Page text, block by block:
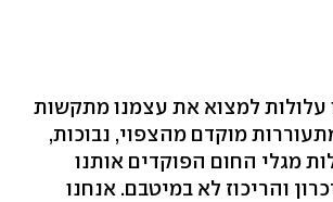
עלולות למצוא את עצמנו מתקשות
מוקדם מהצפוי, נבוכות,
מגלי החום הפוקדים אותנו
והריכוז לא במיטבם. אנחנו